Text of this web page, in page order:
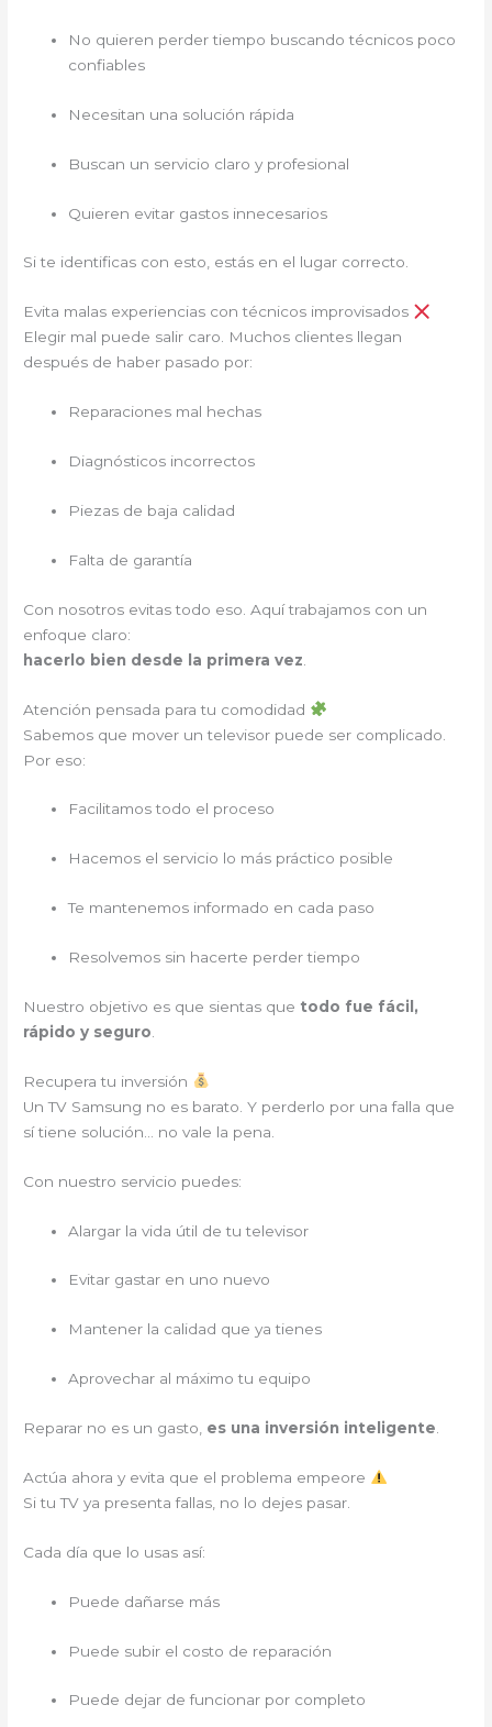
No quieren perder tiempo buscando técnicos poco
confiables
Necesitan una solución rápida
Buscan un servicio claro y profesional
Quieren evitar gastos innecesarios
Si te identificas con esto, estás en el lugar correcto.
Evita malas experiencias con técnicos improvisados
Elegir mal puede salir caro. Muchos clientes llegan
después de haber pasado por:
Reparaciones mal hechas
Diagnósticos incorrectos
Piezas de baja calidad
Falta de garantía
Con nosotros evitas todo eso. Aquí trabajamos con un
enfoque claro:
hacerlo bien desde la primera vez
Atención pensada para tu comodidad
Sabemos que mover un televisor puede ser complicado.
Por eso:
Facilitamos todo el proceso
Hacemos el servicio lo más práctico posible
Te mantenemos informado en cada paso
Resolvemos sin hacerte perder tiempo
Nuestro objetivo es que sientas que todo fue fácil,
rápido y seguro
Recupera tu inversión
Un TV Samsung no es barato. Y perderlo por una falla que
sí tiene solución… no vale la pena.
Con nuestro servicio puedes:
Alargar la vida útil de tu televisor
Evitar gastar en uno nuevo
Mantener la calidad que ya tienes
Aprovechar al máximo tu equipo
Reparar no es un gasto, es una inversión inteligente
Actúa ahora y evita que el problema empeore
Si tu TV ya presenta fallas, no lo dejes pasar.
Cada día que lo usas así:
Puede dañarse más
Puede subir el costo de reparación
Puede dejar de funcionar por completo